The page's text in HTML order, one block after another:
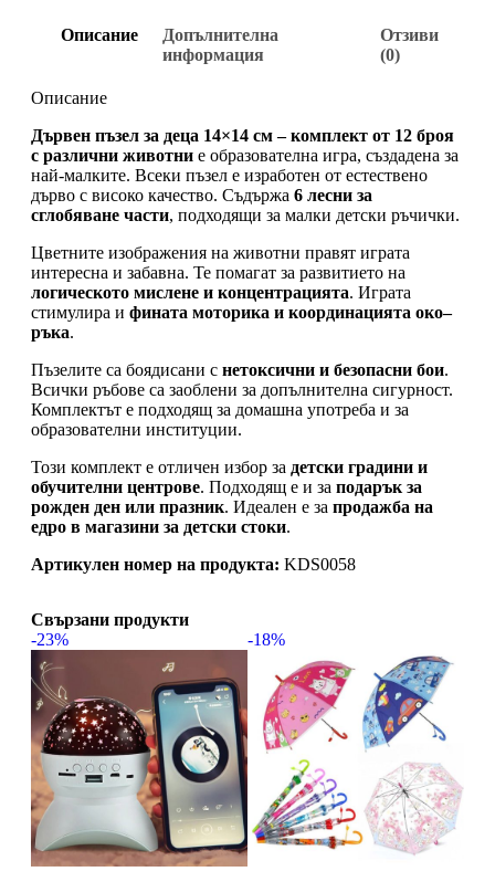
Описание
Допълнителна
информация
Отзиви
(0)
Описание
Дървен пъзел за деца 14×14 см – комплект от 12 броя
с различни животни е образователна игра, създадена за
най-малките. Всеки пъзел е изработен от естествено
дърво с високо качество. Съдържа 6 лесни за
сглобяване части, подходящи за малки детски ръчички.
Цветните изображения на животни правят играта
интересна и забавна. Те помагат за развитието на
логическото мислене и концентрацията. Играта
стимулира и фината моторика и координацията око–
ръка.
Пъзелите са боядисани с нетоксични и безопасни бои.
Всички ръбове са заоблени за допълнителна сигурност.
Комплектът е подходящ за домашна употреба и за
образователни институции.
Този комплект е отличен избор за детски градини и
обучителни центрове. Подходящ е и за подарък за
рожден ден или празник. Идеален е за продажба на
едро в магазини за детски стоки.
Артикулен номер на продукта: KDS0058
Свързани продукти
-23%
-18%